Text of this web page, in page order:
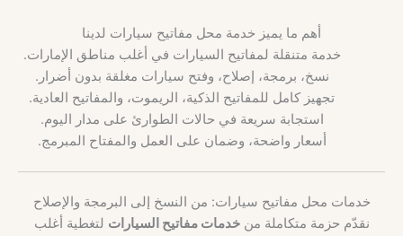
أهم ما يميز خدمة محل مفاتيح سيارات لدينا
خدمة متنقلة لمفاتيح السيارات في أغلب مناطق الإمارات.
نسخ، برمجة، إصلاح، وفتح سيارات مغلقة بدون أضرار.
تجهيز كامل للمفاتيح الذكية، الريموت، والمفاتيح العادية.
استجابة سريعة في حالات الطوارئ على مدار اليوم.
أسعار واضحة، وضمان على العمل والمفتاح المبرمج.
خدمات محل مفاتيح سيارات: من النسخ إلى البرمجة والإصلاح
نقدّم حزمة متكاملة منخدمات مفاتيح السيارات لتغطية أغلب